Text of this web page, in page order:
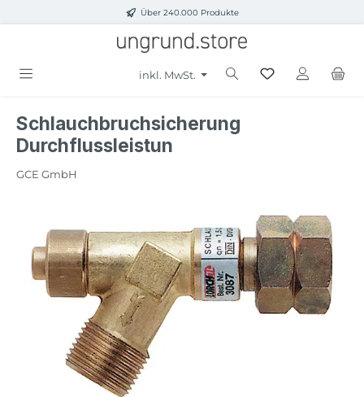
Zum Hauptinhalt springenÜber 240.000 Produkte
inkl. MwSt.
Schlauchbruchsicherung
Durchflussleistun
GCE GmbH